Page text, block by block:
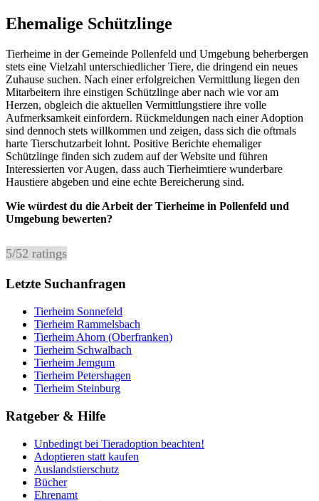
Ehemalige Schützlinge
Tierheime in der Gemeinde Pollenfeld und Umgebung beherbergen
stets eine Vielzahl unterschiedlicher Tiere, die dringend ein neues
Zuhause suchen. Nach einer erfolgreichen Vermittlung liegen den
Mitarbeitern ihre einstigen Schützlinge aber nach wie vor am
Herzen, obgleich die aktuellen Vermittlungstiere ihre volle
Aufmerksamkeit einfordern. Rückmeldungen nach einer Adoption
sind dennoch stets willkommen und zeigen, dass sich die oftmals
harte Tierschutzarbeit lohnt. Positive Berichte ehemaliger
Schützlinge finden sich zudem auf der Website und führen
Interessierten vor Augen, dass auch Tierheimtiere wunderbare
Haustiere abgeben und eine echte Bereicherung sind.
Wie würdest du die Arbeit der Tierheime in Pollenfeld und
Umgebung bewerten?
5/52 ratings
Letzte Suchanfragen
Tierheim Sonnefeld
Tierheim Rammelsbach
Tierheim Ahorn (Oberfranken)
Tierheim Schwalbach
Tierheim Jemgum
Tierheim Petershagen
Tierheim Steinburg
Ratgeber & Hilfe
Unbedingt bei Tieradoption beachten!
Adoptieren statt kaufen
Auslandstierschutz
Bücher
Ehrenamt